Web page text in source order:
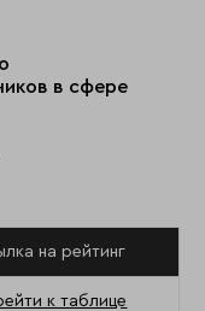
в сфере
на рейтинг
к таблице